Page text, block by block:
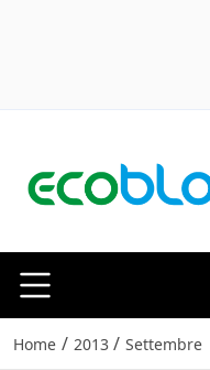
Home / 2013 / Settembre